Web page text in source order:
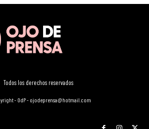
Todos los derechos reservados
- OdP - ojodeprensa@hotmail.com